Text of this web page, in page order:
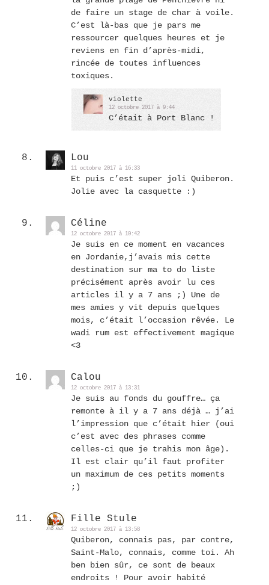
de faire un stage de char à voile.
C’est là-bas que je pars me
ressourcer quelques heures et je
reviens en fin d’après-midi,
rincée de toutes influences
toxiques.
violette
12 octobre 2017 à 9:44
C’était à Port Blanc !
Lou
11 octobre 2017 à 16:33
Et puis c’est super joli Quiberon.
Jolie avec la casquette :)
Céline
12 octobre 2017 à 10:42
Je suis en ce moment en vacances
en Jordanie,j’avais mis cette
destination sur ma to do liste
précisément après avoir lu ces
articles il y a 7 ans ;) Une de
mes amies y vit depuis quelques
mois, c’était l’occasion rêvée. Le
wadi rum est effectivement magique
<3
Calou
12 octobre 2017 à 13:31
Je suis au fonds du gouffre… ça
remonte à il y a 7 ans déjà … j’ai
l’impression que c’était hier (oui
c’est avec des phrases comme
celles-ci que je trahis mon âge).
Il est clair qu’il faut profiter
un maximum de ces petits moments
;)
Fille Stule
12 octobre 2017 à 13:58
Quiberon, connais pas, par contre,
Saint-Malo, connais, comme toi. Ah
ben bien sûr, ce sont de beaux
endroits ! Pour avoir habité